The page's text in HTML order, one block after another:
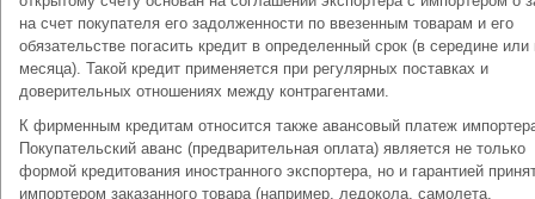
на счет покупателя его задолженности по ввезенным товарам и его
обязательстве погасить кредит в определенный срок (в середине или
месяца). Такой кредит применяется при регулярных поставках и
доверительных отношениях между контрагентами.
К фирменным кредитам относится также авансовый платеж
Покупательский аванс (предварительная оплата) является не только
формой кредитования иностранного экспортера, но и гарантией
импортером заказанного товара (например, ледокола, самолета,